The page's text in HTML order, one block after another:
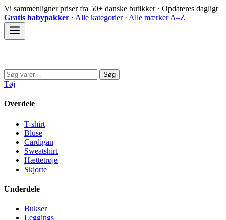
Spring
til
indhold
Vi sammenligner priser fra 50+ danske butikker · Opdateres dagligt
Gratis babypakker · Alle kategorier· Alle mærker A–Z
Søg
efter:
Søg
Tøj
Overdele
T-shirt
Bluse
Cardigan
Sweatshirt
Hættetrøje
Skjorte
Underdele
Bukser
Leggings